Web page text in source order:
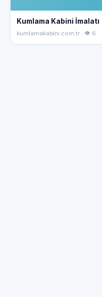
Kumlama Kabini İmalatı
kumlamakabini.com.tr · 👁 6